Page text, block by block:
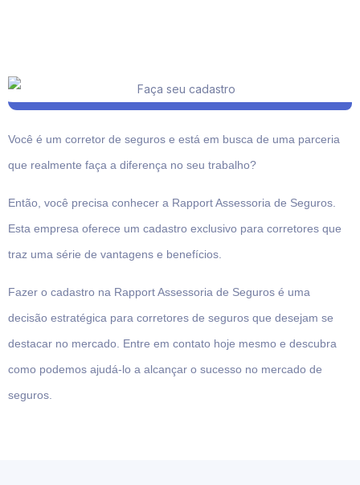
Você é um corretor de seguros e está em busca de uma parceria
que realmente faça a diferença no seu trabalho?
Então, você precisa conhecer a Rapport Assessoria de Seguros.
Esta empresa oferece um cadastro exclusivo para corretores que
traz uma série de vantagens e benefícios.
Fazer o cadastro na Rapport Assessoria de Seguros é uma
decisão estratégica para corretores de seguros que desejam se
destacar no mercado. Entre em contato hoje mesmo e descubra
como podemos ajudá-lo a alcançar o sucesso no mercado de
seguros.